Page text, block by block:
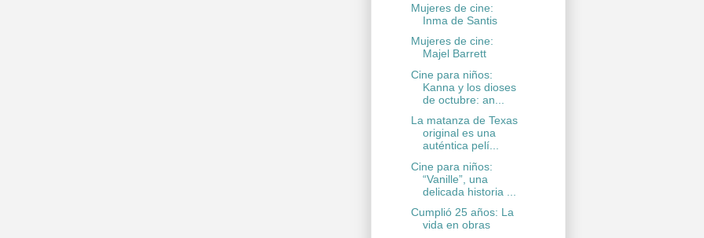
Mujeres de cine:
Inma de Santis
Mujeres de cine:
Majel Barrett
Cine para niños:
Kanna y los dioses
de octubre: an...
La matanza de Texas
original es una
auténtica pelí...
Cine para niños:
“Vanille”, una
delicada historia ...
Cumplió 25 años: La
vida en obras